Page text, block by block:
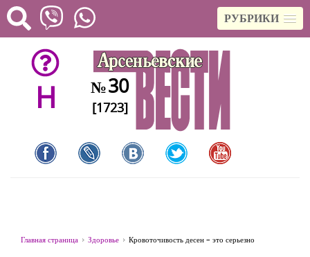
РУБРИКИ
H №30
[1723]
Главная страница Здоровье Кровоточивость десен – это серьезно